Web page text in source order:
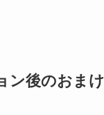
ン後のおまけ